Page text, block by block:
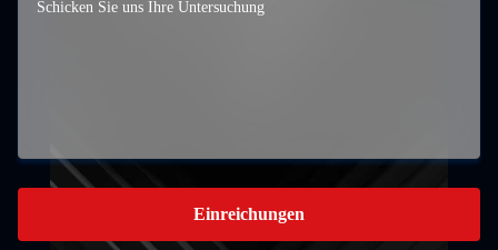
Einreichungen